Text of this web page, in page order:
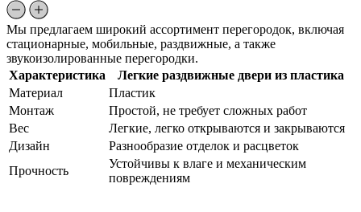
Мы предлагаем широкий ассортимент перегородок, включая
стационарные, мобильные, раздвижные, а также
звукоизолированные перегородки.
Характеристика
Легкие раздвижные двери из пластика
Материал
Пластик
Монтаж
Простой, не требует сложных работ
Вес
Легкие, легко открываются и закрываются
Дизайн
Разнообразие отделок и расцветок
Прочность
Устойчивы к влаге и механическим
повреждениям